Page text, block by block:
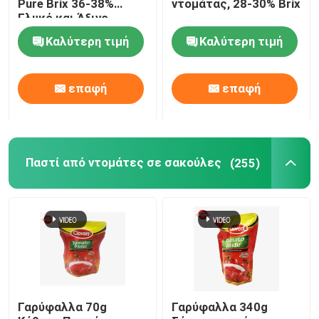
Pure Brix 36-38%
Γλυκό και Άξινο
Καλύτερη τιμή
επαφή
ντομάτας, 28-30% Brix
Καλύτερη τιμή
επαφή
Παστί από ντομάτες σε σακούλες (255)
Γαρύφαλλα 70g
Γαρύφαλλα 340g